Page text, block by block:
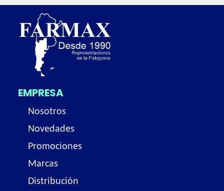
EMPRESA
Nosotros
Novedades
Promociones
Marcas
Distribución